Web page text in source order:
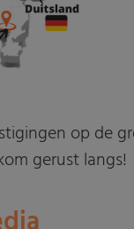
op de
gerust langs!